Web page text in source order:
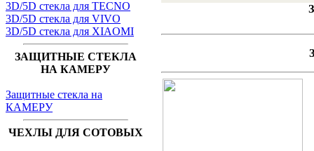
3D/5D стекла для TECNO
3D/5D стекла для VIVO
3D/5D стекла для XIAOMI
ЗАЩИТНЫЕ СТЕКЛА
НА КАМЕРУ
Защитные стекла на
КАМЕРУ
ЧЕХЛЫ ДЛЯ СОТОВЫХ